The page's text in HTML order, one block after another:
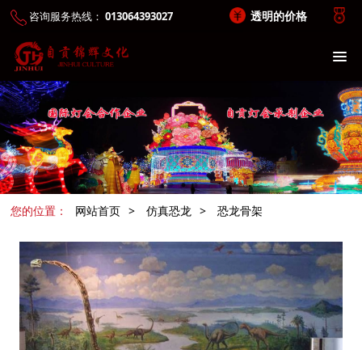
咨询服务热线： 013064393027 透明的价格
您的位置： 网站首页 > 仿真恐龙 > 恐龙骨架